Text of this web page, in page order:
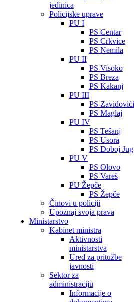
jedinica
Policijske uprave
PU I
PS Centar
PS Crkvice
PS Nemila
PU II
PS Visoko
PS Breza
PS Kakanj
PU III
PS Zavidovići
PS Maglaj
PU IV
PS Tešanj
PS Usora
PS Doboj Jug
PU V
PS Olovo
PS Vareš
PU Žepče
PS Žepče
Činovi u policiji
Upoznaj svoja prava
Ministarstvo
Kabinet ministra
Aktivnosti
ministarstva
Ured za pritužbe
javnosti
Sektor za
administraciju
Informacije o